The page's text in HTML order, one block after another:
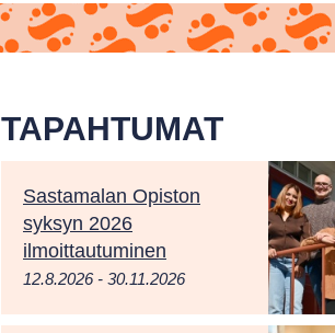
TAPAHTUMAT
Sastamalan Opiston
syksyn 2026
ilmoittautuminen
12.8.2026 - 30.11.2026